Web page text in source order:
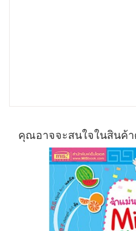
คุณอาจจะสนใจในสินค้